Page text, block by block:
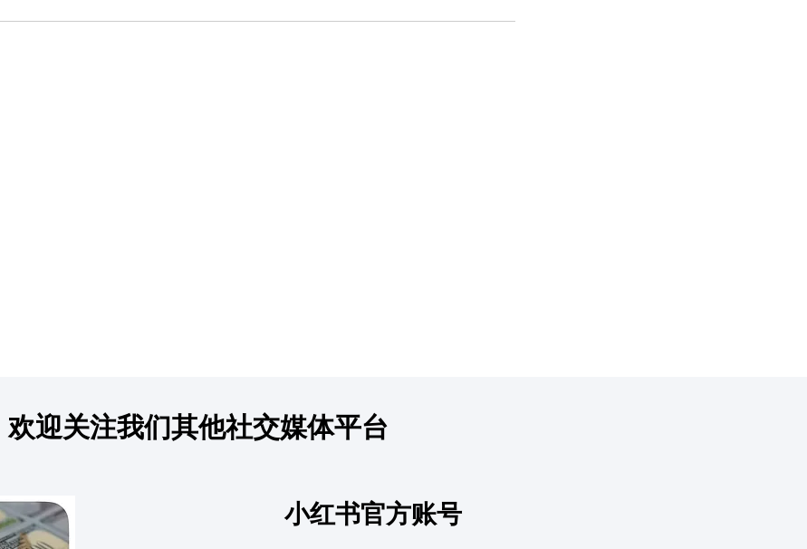
海外账户漏报多年？补救不要
欢迎关注我们其他社交媒体平台
小红书官方账号